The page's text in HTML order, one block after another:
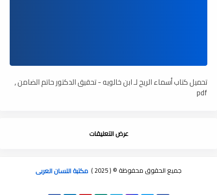
تحميل كتاب أسماء الريح لـ ابن خالويه - تحقيق الدكتور حاتم الضامن ,
pdf
عرض التعليقات
جميع الحقوق محفوظة © ( 2025 ) مكتبة اللسان العربى